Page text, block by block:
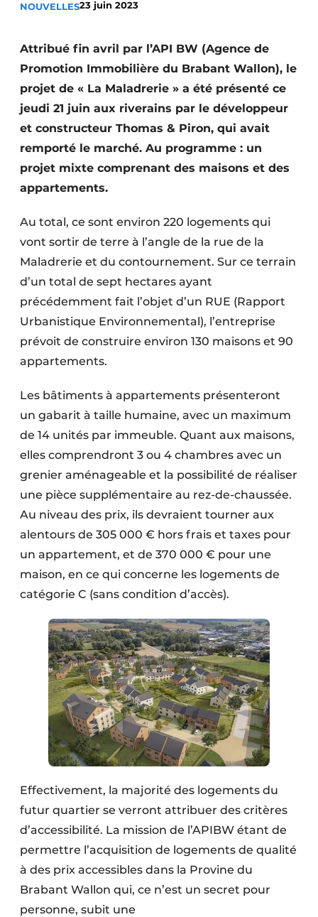
Construction bois
Contrôle d’accès
Éclairage
Façades
Géotextiles
Infrastructures souterraines et égouttage
Protection solaire
Rénovation
Sécurité incendie
Software
Techniques ferroviaires
Travaux ferroviaires
NOUVELLES23 juin 2023
Attribué fin avril par l’API BW (Agence de
Promotion Immobilière du Brabant Wallon), le
projet de « La Maladrerie » a été présenté ce
jeudi 21 juin aux riverains par le développeur
et constructeur Thomas & Piron, qui avait
remporté le marché. Au programme : un
projet mixte comprenant des maisons et des
appartements.
Au total, ce sont environ 220 logements qui
vont sortir de terre à l’angle de la rue de la
Maladrerie et du contournement. Sur ce terrain
d’un total de sept hectares ayant
précédemment fait l’objet d’un RUE (Rapport
Urbanistique Environnemental), l’entreprise
prévoit de construire environ 130 maisons et 90
appartements.
Les bâtiments à appartements présenteront
un gabarit à taille humaine, avec un maximum
de 14 unités par immeuble. Quant aux maisons,
elles comprendront 3 ou 4 chambres avec un
grenier aménageable et la possibilité de réaliser
une pièce supplémentaire au rez-de-chaussée.
Au niveau des prix, ils devraient tourner aux
alentours de 305 000 € hors frais et taxes pour
un appartement, et de 370 000 € pour une
maison, en ce qui concerne les logements de
catégorie C (sans condition d’accès).
Effectivement, la majorité des logements du
futur quartier se verront attribuer des critères
d’accessibilité. La mission de l’APIBW étant de
permettre l’acquisition de logements de qualité
à des prix accessibles dans la Provine du
Brabant Wallon qui, ce n’est un secret pour
personne, subit une